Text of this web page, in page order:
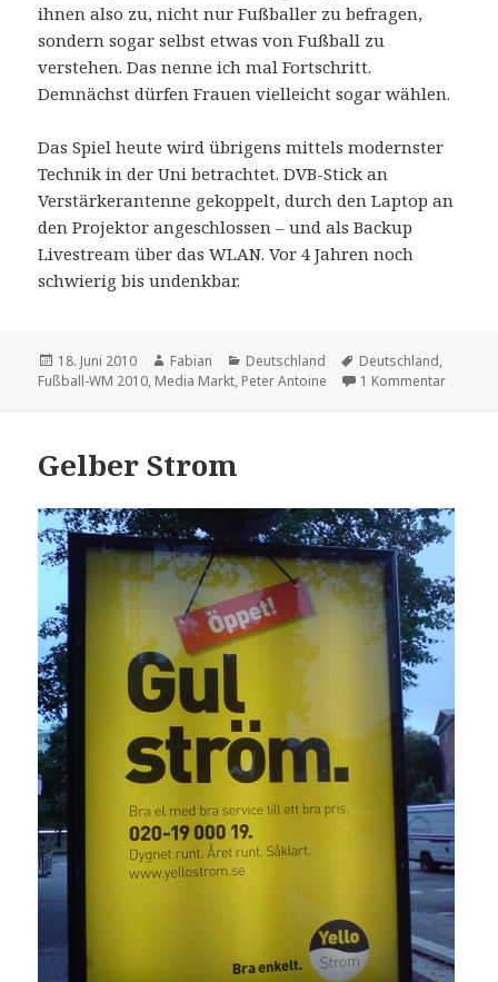
ihnen also zu, nicht nur Fußballer zu befragen,
sondern sogar selbst etwas von Fußball zu
verstehen. Das nenne ich mal Fortschritt.
Demnächst dürfen Frauen vielleicht sogar wählen.
Das Spiel heute wird übrigens mittels modernster
Technik in der Uni betrachtet. DVB-Stick an
Verstärkerantenne gekoppelt, durch den Laptop an
den Projektor angeschlossen – und als Backup
Livestream über das WLAN. Vor 4 Jahren noch
schwierig bis undenkbar.
Veröffentlicht
am
18. Juni 2010 Autor
Fabian Kategorien
Deutschland Schlagwörter
Deutschland,
Fußball-WM 2010, Media Markt, Peter Antoine 1 Kommentarzu WM-
Gelber Strom